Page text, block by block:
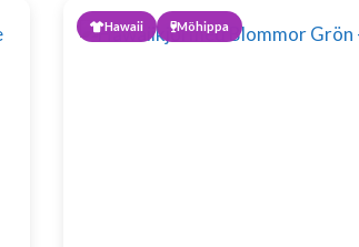
Hawaii Möhippa